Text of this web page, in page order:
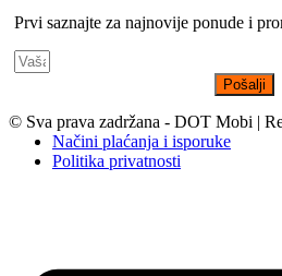
Prvi saznajte za najnovije ponude i
Pošalji
© Sva prava zadržana - DOT Mobi |
Načini plaćanja i isporuke
Politika privatnosti